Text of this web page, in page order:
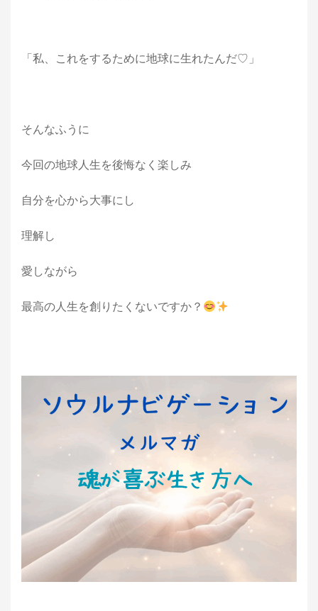
「私、これをするために地球に生れたんだ♡」
そんなふうに
今回の地球人生を後悔なく楽しみ
自分を心から大事にし
理解し
愛しながら
最高の人生を創りたくないですか？